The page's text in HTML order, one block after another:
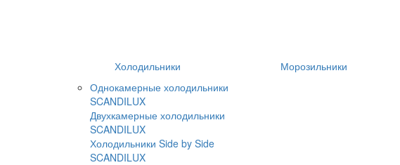
Холодильники
Однокамерные холодильники
SCANDILUX
Двухкамерные холодильники
SCANDILUX
Холодильники Side by Side
SCANDILUX
Морозильники